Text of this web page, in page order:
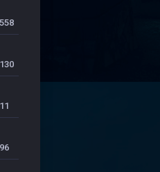
558
130
11
96